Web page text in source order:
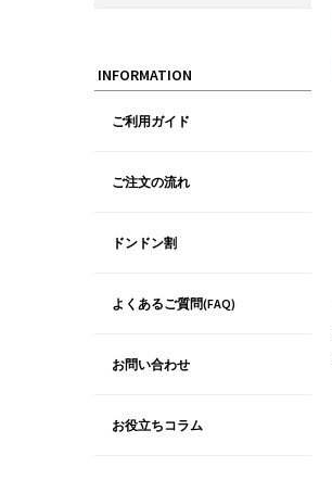
INFORMATION
ご利用ガイド
ご注文の流れ
ドンドン割
よくあるご質問(FAQ)
お問い合わせ
お役立ちコラム